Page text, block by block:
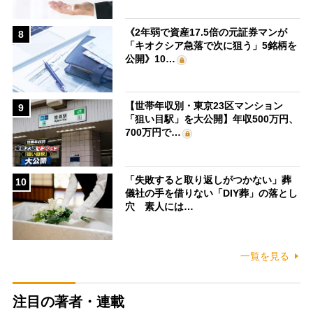
8
《2年弱で資産17.5倍の元証券マンが
「キオクシア急落で次に狙う」5銘柄を
公開》10…
9
【世帯年収別・東京23区マンション
「狙い目駅」を大公開】年収500万円、
700万円で…
10
「失敗すると取り返しがつかない」葬
儀社の手を借りない「DIY葬」の落とし
穴 素人には…
一覧を見る
注目の著者・連載